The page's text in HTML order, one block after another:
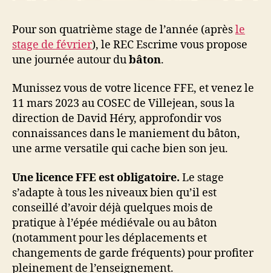
Pour son quatrième stage de l’année (aprèsle
stage de février), le REC Escrime vous propose
une journée autour dubâton.
Munissez vous de votre licence FFE, et venez le
11 mars 2023 au COSEC de Villejean, sous la
direction de David Héry, approfondir vos
connaissances dans le maniement du bâton,
une arme versatile qui cache bien son jeu.
Une licence FFE est obligatoire. Le stage
s’adapte à tous les niveaux bien qu’il est
conseillé d’avoir déjà quelques mois de
pratique à l’épée médiévale ou au bâton
(notamment pour les déplacements et
changements de garde fréquents) pour profiter
pleinement de l’enseignement.